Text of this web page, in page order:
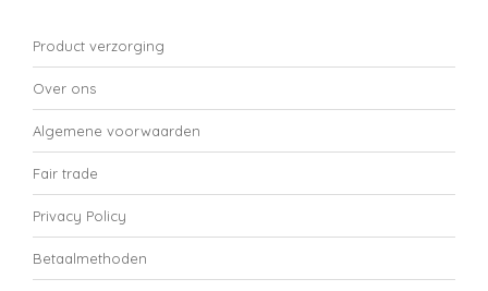
Product verzorging
Over ons
Algemene voorwaarden
Fair trade
Privacy Policy
Betaalmethoden